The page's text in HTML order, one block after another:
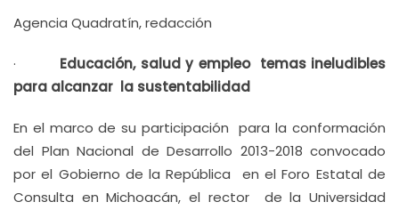
Agencia Quadratín, redacción
· Educación, salud y empleo temas ineludibles
para alcanzar la sustentabilidad
En el marco de su participación para la conformación
del Plan Nacional de Desarrollo 2013-2018 convocado
por el Gobierno de la República en el Foro Estatal de
Consulta en Michoacán, el rector de la Universidad